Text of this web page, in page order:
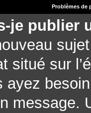
Problèmes de
je publier
situé sur
ayez
message.